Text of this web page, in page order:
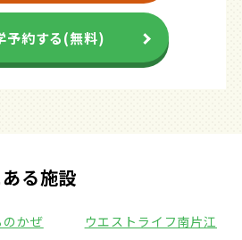
予約する(無料)
る施設
のかぜ
ウエストライフ南片江